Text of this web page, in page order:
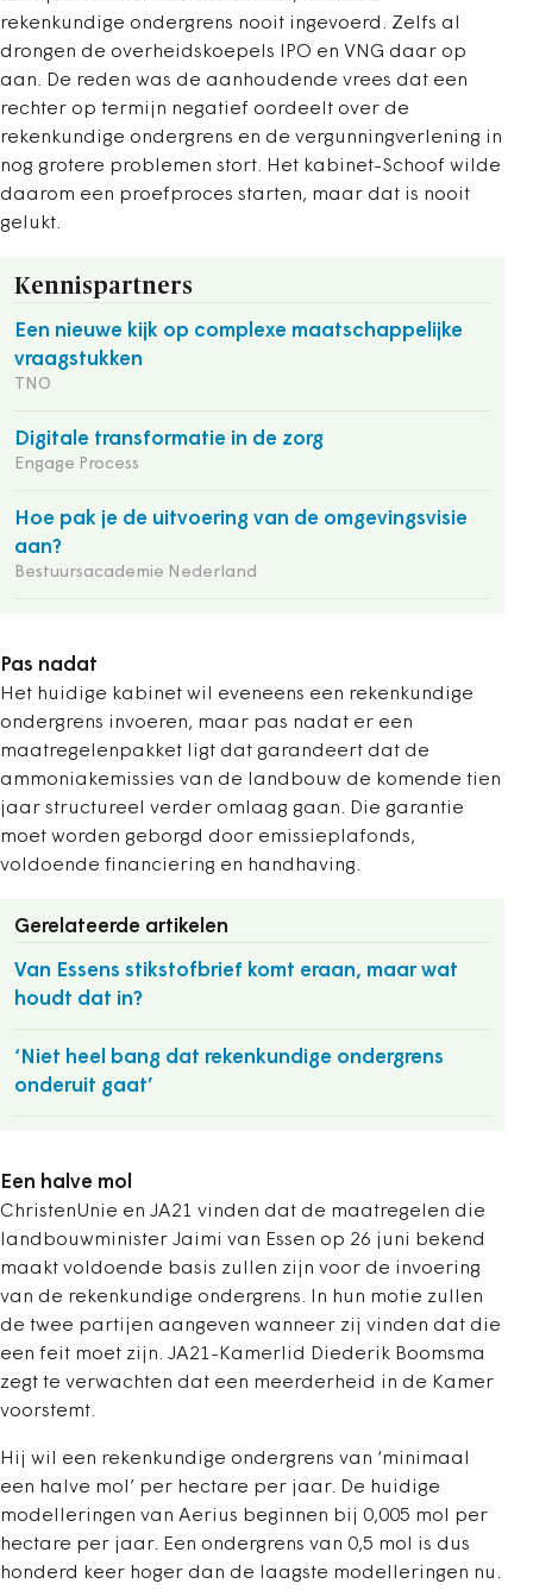
rekenkundige ondergrens nooit ingevoerd. Zelfs al
drongen de overheidskoepels IPO en VNG daar op
aan. De reden was de aanhoudende vrees dat een
rechter op termijn negatief oordeelt over de
rekenkundige ondergrens en de vergunningverlening in
nog grotere problemen stort. Het kabinet-Schoof wilde
daarom een proefproces starten, maar dat is nooit
gelukt.
Kennispartners
Een nieuwe kijk op complexe maatschappelijke
vraagstukken
TNO
Digitale transformatie in de zorg
Engage Process
Hoe pak je de uitvoering van de omgevingsvisie
aan?
Bestuursacademie Nederland
Pas nadat
Het huidige kabinet wil eveneens een rekenkundige
ondergrens invoeren, maar pas nadat er een
maatregelenpakket ligt dat garandeert dat de
ammoniakemissies van de landbouw de komende tien
jaar structureel verder omlaag gaan. Die garantie
moet worden geborgd door emissieplafonds,
voldoende financiering en handhaving.
Gerelateerde artikelen
Van Essens stikstofbrief komt eraan, maar wat
houdt dat in?
‘Niet heel bang dat rekenkundige ondergrens
onderuit gaat’
Een halve mol
ChristenUnie en JA21 vinden dat de maatregelen die
landbouwminister Jaimi van Essen op 26 juni bekend
maakt voldoende basis zullen zijn voor de invoering
van de rekenkundige ondergrens. In hun motie zullen
de twee partijen aangeven wanneer zij vinden dat die
een feit moet zijn. JA21-Kamerlid Diederik Boomsma
zegt te verwachten dat een meerderheid in de Kamer
voorstemt.
Hij wil een rekenkundige ondergrens van ‘minimaal
een halve mol’ per hectare per jaar. De huidige
modelleringen van Aerius beginnen bij 0,005 mol per
hectare per jaar. Een ondergrens van 0,5 mol is dus
honderd keer hoger dan de laagste modelleringen nu.